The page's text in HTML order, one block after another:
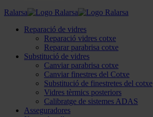
Ralarsa
Reparació de vidres
Reparació vidres cotxe
Reparar parabrisa cotxe
Substitució de vidres
Canviar parabrisa cotxe
Canviar finestres del Cotxe
Substitució de finestretes del cotxe
Vidres tèrmics posteriors
Calibratge de sistemes ADAS
Asseguradores